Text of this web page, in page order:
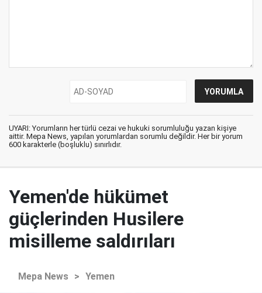
UYARI: Yorumların her türlü cezai ve hukuki sorumluluğu yazan kişiye
aittir. Mepa News, yapılan yorumlardan sorumlu değildir. Her bir yorum
600 karakterle (boşluklu) sınırlıdır.
Yemen'de hükümet
güçlerinden Husilere
misilleme saldırıları
Mepa News > Yemen